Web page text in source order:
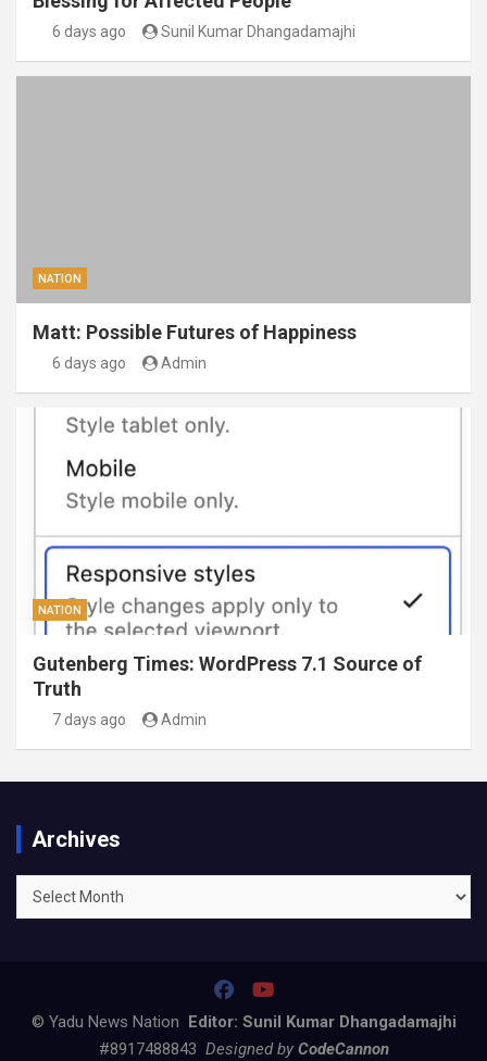
6 days ago Sunil Kumar Dhangadamajhi
NATION
Matt: Possible Futures of Happiness
6 days ago Admin
NATION
Gutenberg Times: WordPress 7.1 Source of
Truth
7 days ago Admin
Archives
Archives
© Yadu News Nation Editor: Sunil Kumar Dhangadamajhi
#8917488843 Designed by CodeCannon